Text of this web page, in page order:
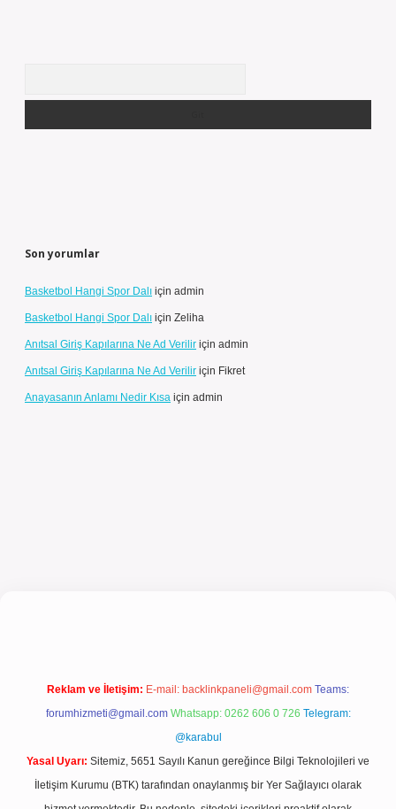
Son yorumlar
Basketbol Hangi Spor Dalı için admin
Basketbol Hangi Spor Dalı için Zeliha
Anıtsal Giriş Kapılarına Ne Ad Verilir için admin
Anıtsal Giriş Kapılarına Ne Ad Verilir için Fikret
Anayasanın Anlamı Nedir Kısa için admin
Reklam ve İletişim: E-mail: backlinkpaneli@gmail.com Teams:
forumhizmeti@gmail.com Whatsapp: 0262 606 0 726 Telegram:
@karabul
Yasal Uyarı: Sitemiz, 5651 Sayılı Kanun gereğince Bilgi Teknolojileri ve
İletişim Kurumu (BTK) tarafından onaylanmış bir Yer Sağlayıcı olarak